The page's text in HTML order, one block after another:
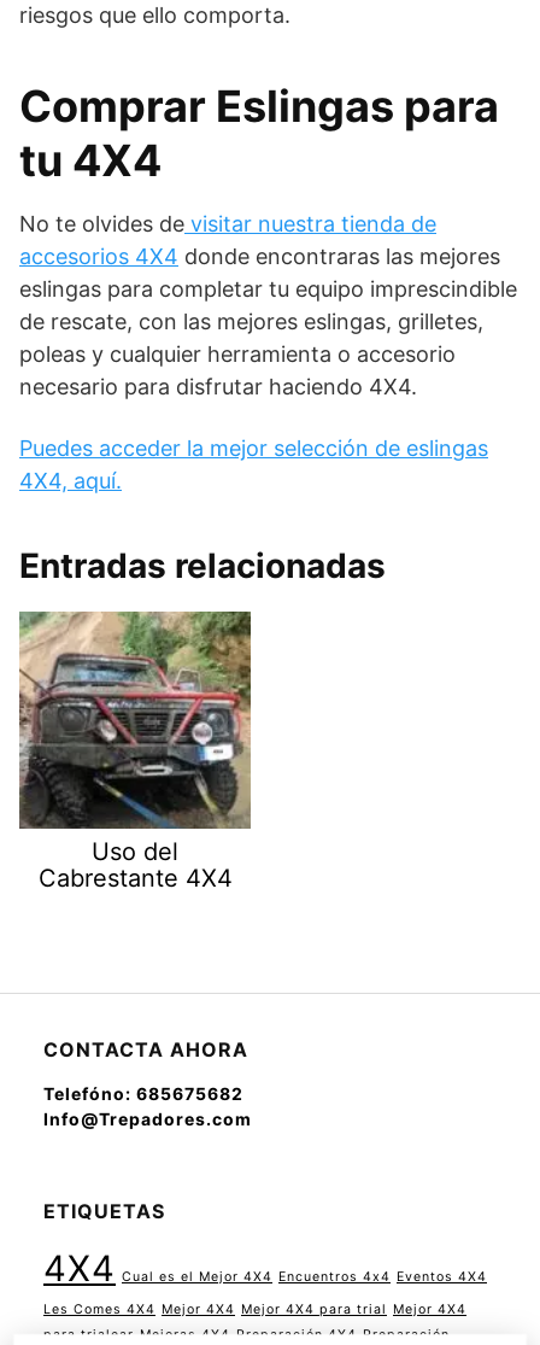
riesgos que ello comporta.
Comprar Eslingas para
tu 4X4
No te olvides de visitar nuestra tienda de
accesorios 4X4 donde encontraras las mejores
eslingas para completar tu equipo imprescindible
de rescate, con las mejores eslingas, grilletes,
poleas y cualquier herramienta o accesorio
necesario para disfrutar haciendo 4X4.
Puedes acceder la mejor selección de eslingas
4X4, aquí.
Entradas relacionadas
Uso del
Cabrestante 4X4
CONTACTA AHORA
Telefóno: 685675682
Info@Trepadores.com
ETIQUETAS
4X4 Cual es el Mejor 4X4 Encuentros 4x4 Eventos 4X4
Les Comes 4X4 Mejor 4X4 Mejor 4X4 para trial
Mejor 4X4
para trialear Mejoras 4X4 Preparación 4X4 Preparación